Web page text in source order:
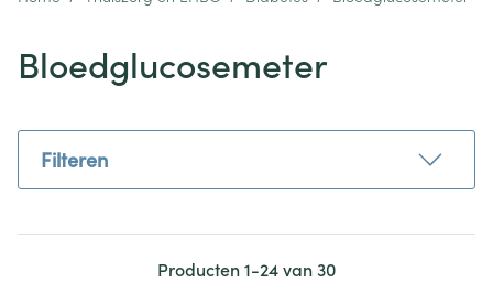
Bloedglucosemeter
Filteren
Producten1-24van30